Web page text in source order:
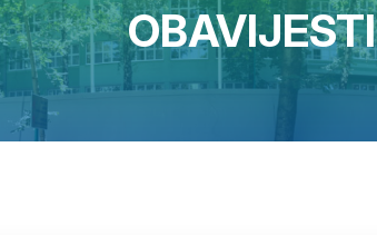
OBAVIJESTI